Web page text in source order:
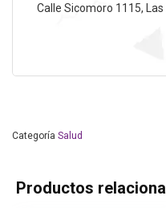
Calle Sicomoro 1115,
Categoría Salud
Productos